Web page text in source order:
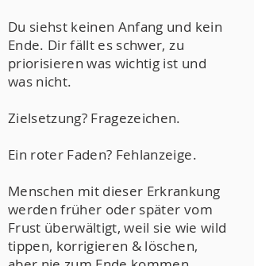
Du siehst keinen Anfang und kein
Ende. Dir fällt es schwer, zu
priorisieren was wichtig ist und
was nicht.
Zielsetzung? Fragezeichen.
Ein roter Faden? Fehlanzeige.
Menschen mit dieser Erkrankung
werden früher oder später vom
Frust überwältigt, weil sie wie wild
tippen, korrigieren & löschen,